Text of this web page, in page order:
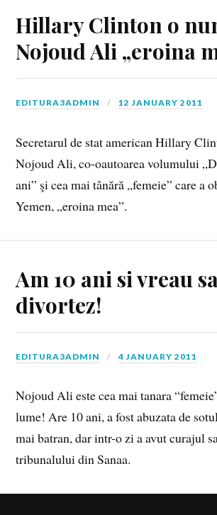
Hillary Clinton o
Nojoud Ali „eroina
EDITURA3ADMIN 12 JANUARY 2011
Secretarul de stat american Hillary
Nojoud Ali, co-oautoarea volumului
ani” şi cea mai tânără „femeie” care a
Yemen, „eroina mea”.
Am 10 ani si vreau sa
divortez!
EDITURA3ADMIN 4 JANUARY 2011
Nojoud Ali este cea mai tanara
lume! Are 10 ani, a fost abuzata de
mai batran, dar intr-o zi a avut curajul
tribunalului din Sanaa.